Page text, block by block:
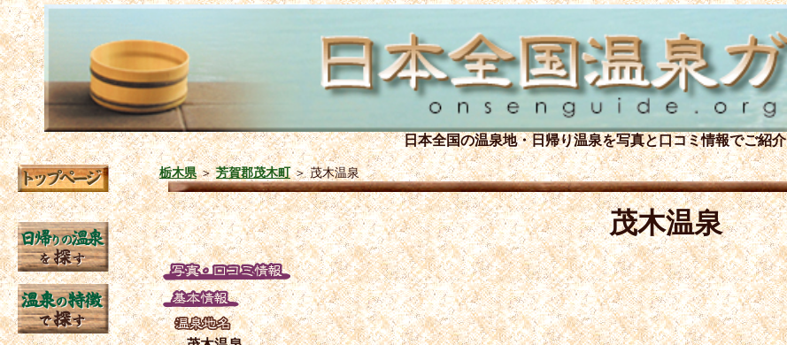
日本全国の温泉地・日帰り温泉を写真と口コミ情報でご紹介
栃木県＞芳賀郡茂木町＞茂木温泉
茂木温泉